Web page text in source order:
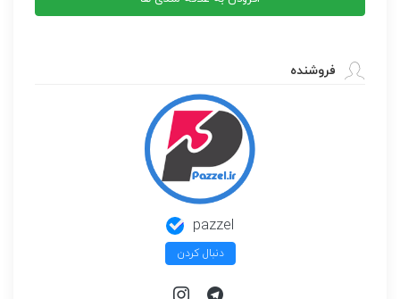
وسترن
فروشنده
pazzel
دنبال کردن